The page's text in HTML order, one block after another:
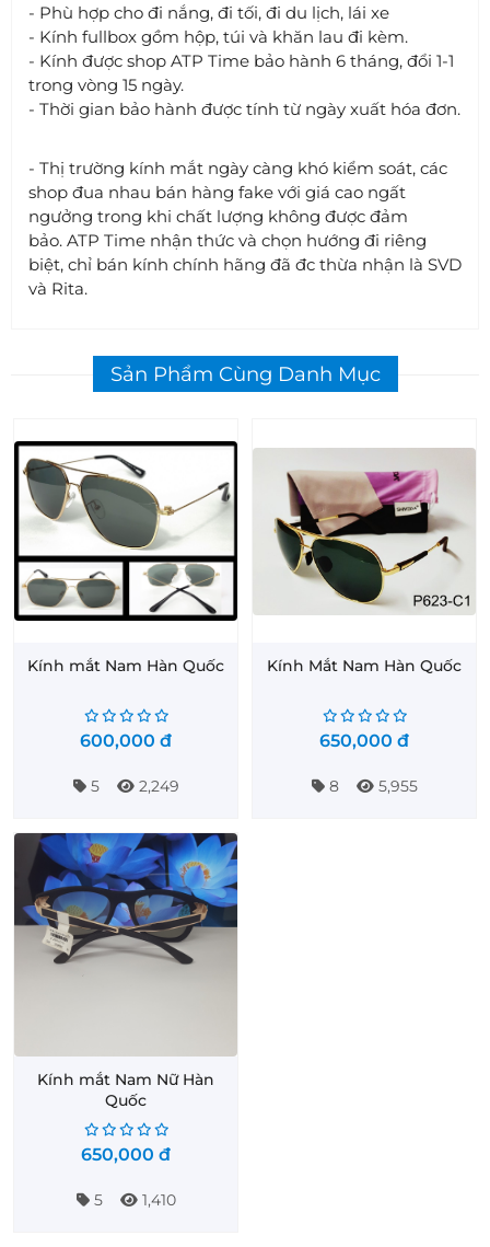
- Phù hợp cho đi nắng, đi tối, đi du lịch, lái xe
- Kính fullbox gồm hộp, túi và khăn lau đi kèm.
- Kính được shop ATP Time bảo hành 6 tháng, đổi 1-1
trong vòng 15 ngày.
- Thời gian bảo hành được tính từ ngày xuất hóa đơn.
- Thị trường kính mắt ngày càng khó kiểm soát, các
shop đua nhau bán hàng fake với giá cao ngất
ngưởng trong khi chất lượng không được đảm
bảo. ATP Time nhận thức và chọn hướng đi riêng
biệt, chỉ bán kính chính hãng đã đc thừa nhận là SVD
và Rita.
Sản Phẩm Cùng Danh Mục
Kính mắt Nam Hàn Quốc
600,000 đ
5 2,249
Kính Mắt Nam Hàn Quốc
650,000 đ
8 5,955
Kính mắt Nam Nữ Hàn
Quốc
650,000 đ
5 1,410